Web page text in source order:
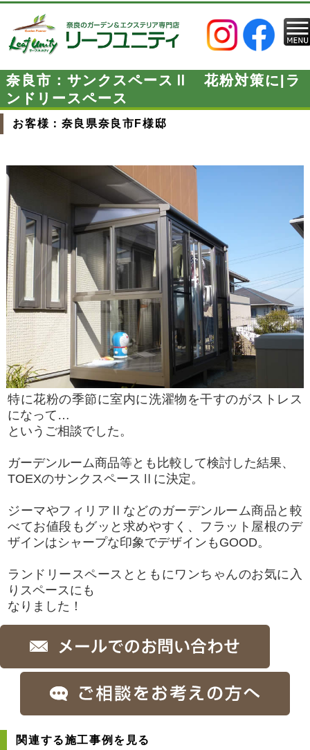
奈良市：サンクスペースⅡ 花粉対策に|ラ
ンドリースペース
お客様：奈良県奈良市F様邸
特に花粉の季節に室内に洗濯物を干すのがストレス
になって…
というご相談でした。
ガーデンルーム商品等とも比較して検討した結果、
TOEXのサンクスペースⅡに決定。
ジーマやフィリアⅡなどのガーデンルーム商品と較
べてお値段もグッと求めやすく、フラット屋根のデ
ザインはシャープな印象でデザインもGOOD。
ランドリースペースとともにワンちゃんのお気に入
りスペースにも
なりました！
関連する施工事例を見る